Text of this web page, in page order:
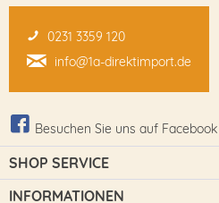
0231 3359 120
info@1a-direktimport.de
Besuchen Sie uns auf Facebook
SHOP SERVICE
INFORMATIONEN